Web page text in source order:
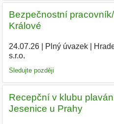
Bezpečnostní
Králové
24.07.26| Plný úvazek|
s.r.o.
Sledujte později
Recepční v klubu
Jesenice u Prahy